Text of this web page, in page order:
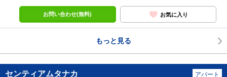
お問い合わせ(無料) お気に入り
もっと見る
センティアムタナカ アパート